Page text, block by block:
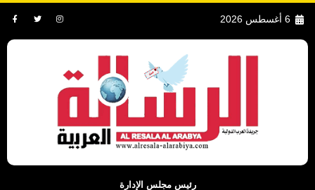
6 أغسطس 2026
رئيس مجلس الإدارة